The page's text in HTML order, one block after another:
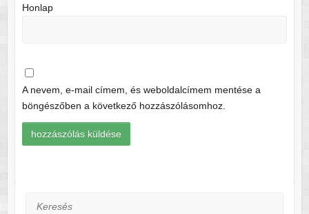
Honlap
A nevem, e-mail címem, és weboldalcímem mentése a
böngészőben a következő hozzászólásomhoz.
Keresés